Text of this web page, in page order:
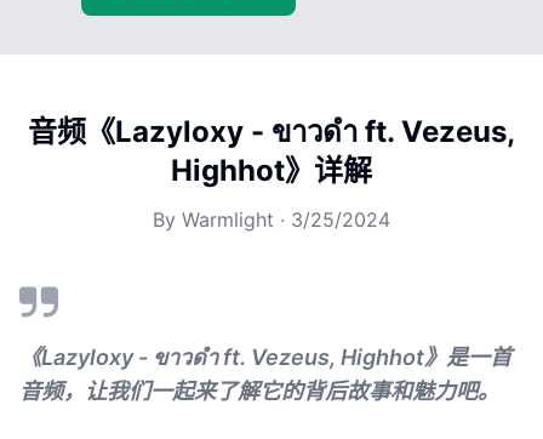
音频《Lazyloxy - ขาวดำ ft. Vezeus,
Highhot》详解
By Warmlight · 3/25/2024
《Lazyloxy - ขาวดำ ft. Vezeus, Highhot》是一首
音频，让我们一起来了解它的背后故事和魅力吧。